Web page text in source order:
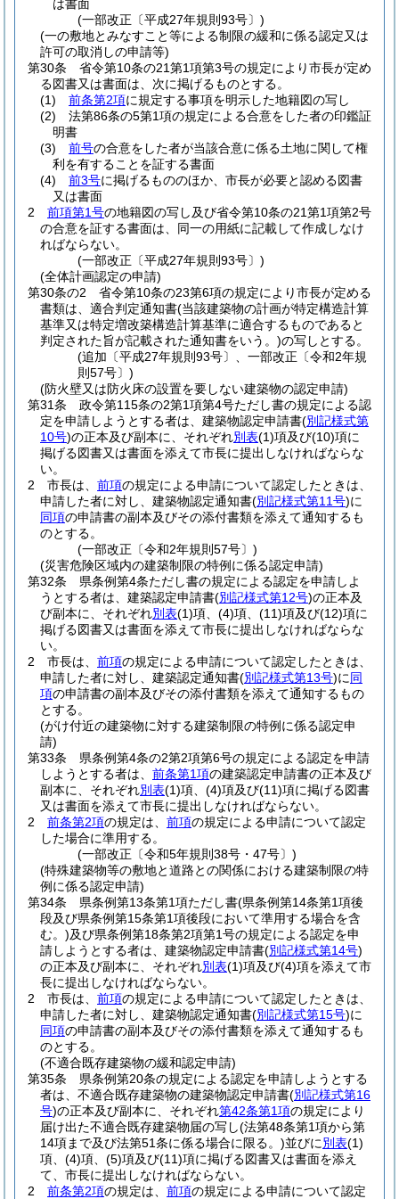
は書面
(一部改正〔平成27年規則93号〕)
(一の敷地とみなすこと等による制限の緩和に係る認定又は
許可の取消しの申請等)
第30条
省令第10条の21第1項第3号の規定により市長が定め
る図書又は書面は、次に掲げるものとする。
(1)
前条第2項に規定する事項を明示した地籍図の写し
(2)
法第86条の5第1項の規定による合意をした者の印鑑証
明書
(3)
前号の合意をした者が当該合意に係る土地に関して権
利を有することを証する書面
(4)
前3号に掲げるもののほか、市長が必要と認める図書
又は書面
2
前項第1号の地籍図の写し及び省令第10条の21第1項第2号
の合意を証する書面は、同一の用紙に記載して作成しなけ
ればならない。
(一部改正〔平成27年規則93号〕)
(全体計画認定の申請)
第30条の2
省令第10条の23第6項の規定により市長が定める
書類は、適合判定通知書(当該建築物の計画が特定構造計算
基準又は特定増改築構造計算基準に適合するものであると
判定された旨が記載された通知書をいう。)の写しとする。
(追加〔平成27年規則93号〕、一部改正〔令和2年規
則57号〕)
(防火壁又は防火床の設置を要しない建築物の認定申請)
第31条
政令第115条の2第1項第4号ただし書の規定による認
定を申請しようとする者は、建築物認定申請書(別記様式第
10号)の正本及び副本に、それぞれ別表(1)項及び(10)項に
掲げる図書又は書面を添えて市長に提出しなければならな
い。
2
市長は、 前項の規定による申請について認定したときは、
申請した者に対し、建築物認定通知書(別記様式第11号)に
同項の申請書の副本及びその添付書類を添えて通知するも
のとする。
(一部改正〔令和2年規則57号〕)
(災害危険区域内の建築制限の特例に係る認定申請)
第32条
県条例第4条ただし書の規定による認定を申請しよ
うとする者は、建築認定申請書(別記様式第12号)の正本及
び副本に、それぞれ別表(1)項、 (4)項、 (11)項及び(12)項に
掲げる図書又は書面を添えて市長に提出しなければならな
い。
2
市長は、 前項の規定による申請について認定したときは、
申請した者に対し、建築認定通知書(別記様式第13号)に同
項の申請書の副本及びその添付書類を添えて通知するもの
とする。
(がけ付近の建築物に対する建築制限の特例に係る認定申
請)
第33条
県条例第4条の2第2項第6号の規定による認定を申請
しようとする者は、 前条第1項の建築認定申請書の正本及び
副本に、それぞれ別表(1)項、 (4)項及び(11)項に掲げる図書
又は書面を添えて市長に提出しなければならない。
2
前条第2項の規定は、 前項の規定による申請について認定
した場合に準用する。
(一部改正〔令和5年規則38号・47号〕)
(特殊建築物等の敷地と道路との関係における建築制限の特
例に係る認定申請)
第34条
県条例第13条第1項ただし書(県条例第14条第1項後
段及び県条例第15条第1項後段において準用する場合を含
む。)及び県条例第18条第2項第1号の規定による認定を申
請しようとする者は、建築物認定申請書(別記様式第14号)
の正本及び副本に、それぞれ別表(1)項及び(4)項を添えて市
長に提出しなければならない。
2
市長は、 前項の規定による申請について認定したときは、
申請した者に対し、建築物認定通知書(別記様式第15号)に
同項の申請書の副本及びその添付書類を添えて通知するも
のとする。
(不適合既存建築物の緩和認定申請)
第35条
県条例第20条の規定による認定を申請しようとする
者は、不適合既存建築物の建築物認定申請書(別記様式第16
号)の正本及び副本に、それぞれ第42条第1項の規定により
届け出た不適合既存建築物届の写し(法第48条第1項から第
14項まで及び法第51条に係る場合に限る。)並びに別表(1)
項、 (4)項、 (5)項及び(11)項に掲げる図書又は書面を添え
て、市長に提出しなければならない。
2
前条第2項の規定は、 前項の規定による申請について認定